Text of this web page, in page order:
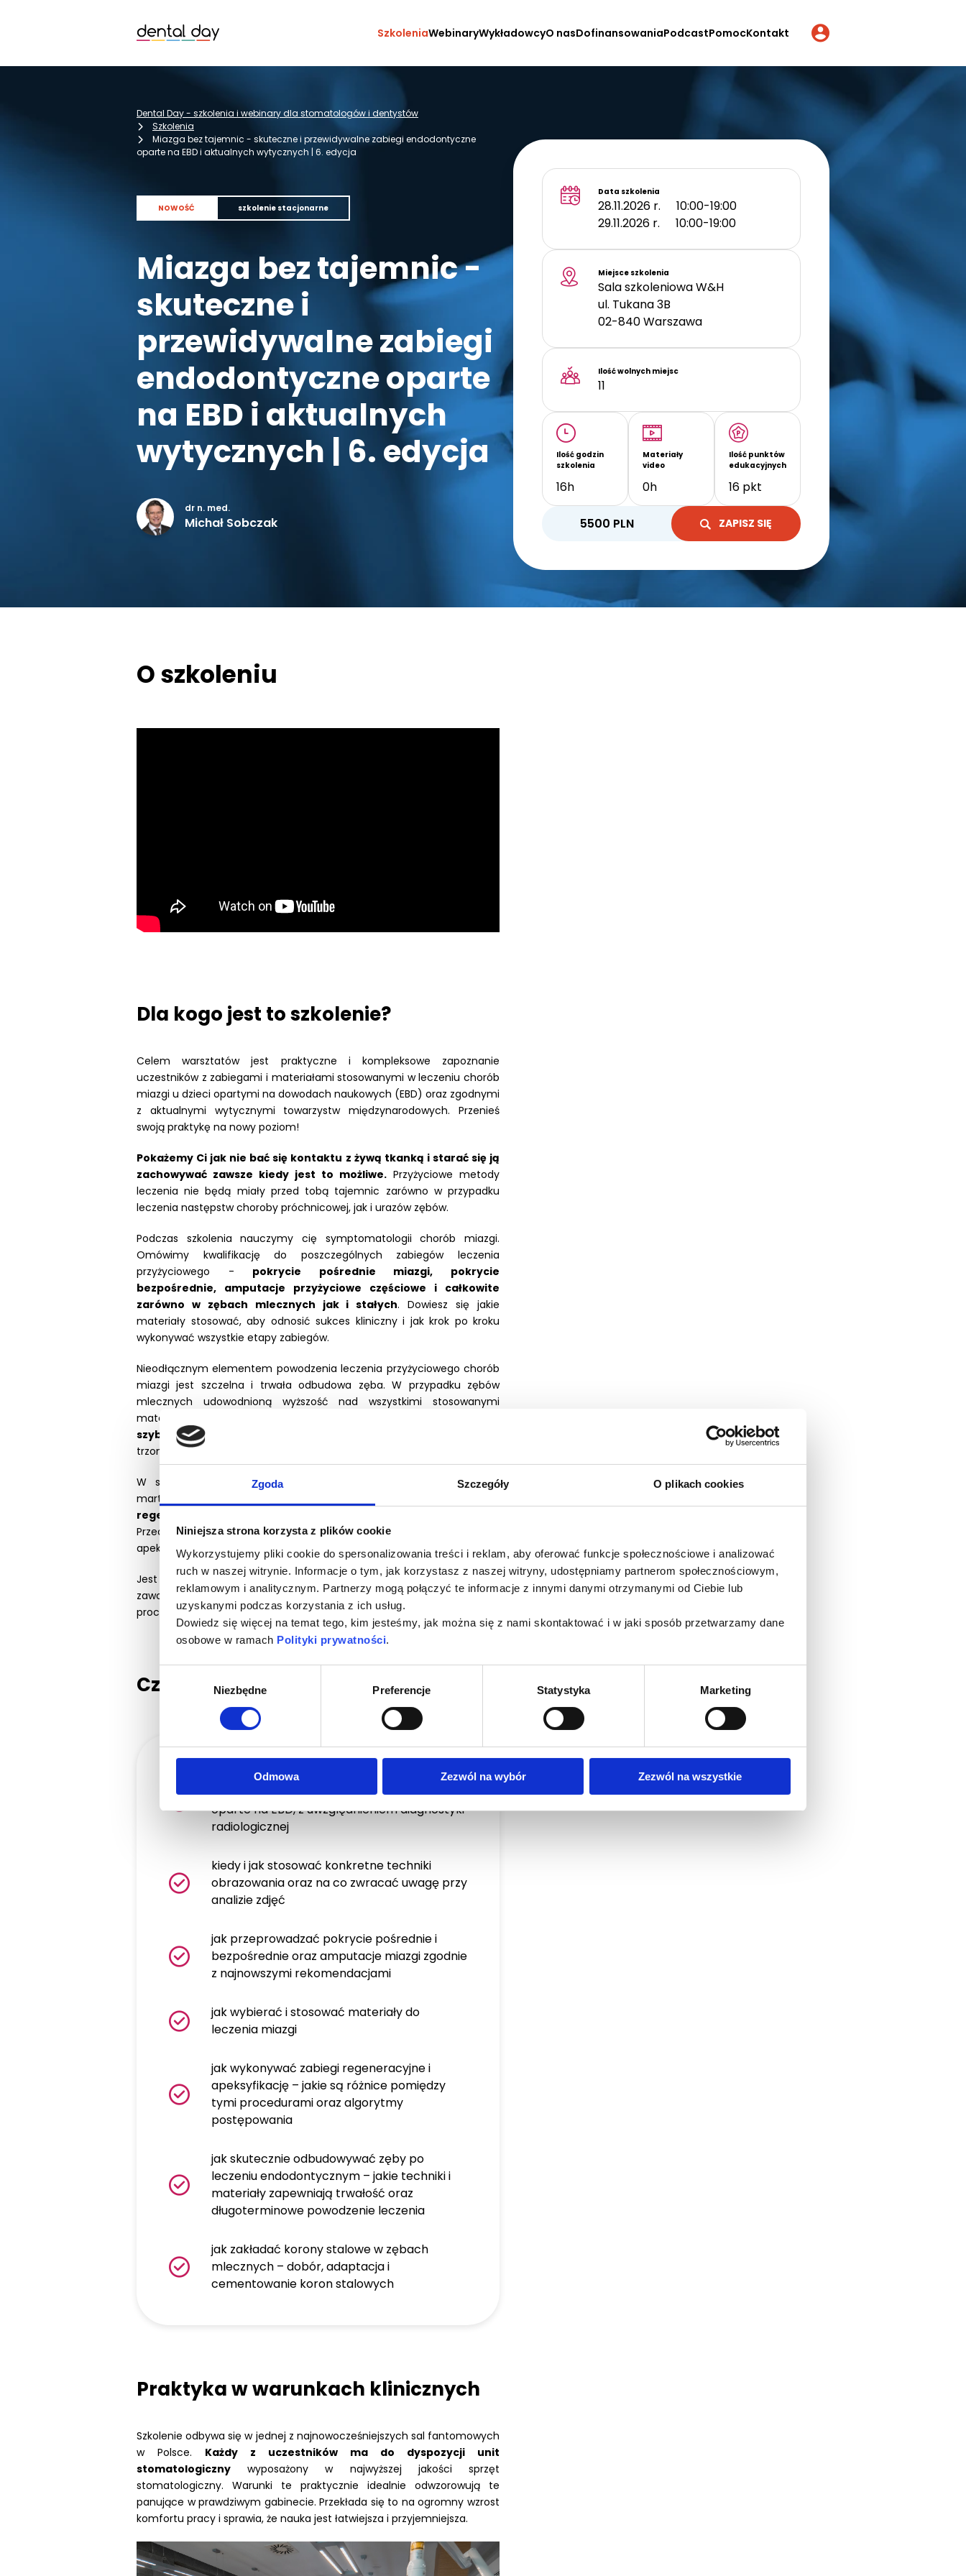
Zgoda Szczegóły O plikach cookies
Niniejsza strona korzysta z plików cookie
Wykorzystujemy pliki cookie do spersonalizowania treści i reklam, aby oferować funkcje społecznościowe i analizować
ruch w naszej witrynie. Informacje o tym, jak korzystasz z naszej witryny, udostępniamy partnerom społecznościowym,
reklamowym i analitycznym. Partnerzy mogą połączyć te informacje z innymi danymi otrzymanymi od Ciebie lub
uzyskanymi podczas korzystania z ich usług.
Dowiedz się więcej na temat tego, kim jesteśmy, jak można się z nami skontaktować i w jaki sposób przetwarzamy dane
osobowe w ramach Polityki prywatności.
zgody
Niezbędne Preferencje Statystyka Marketing
Odmowa Zezwól na wybór Zezwól na wszystkie
SzkoleniaWebinaryWykładowcyO nasDofinansowaniaPodcastPomocKontakt
Dental Day - szkolenia i webinary dla stomatologów i dentystów
Szkolenia
Miazga bez tajemnic - skuteczne i przewidywalne zabiegi endodontyczne
oparte na EBD i aktualnych wytycznych | 6. edycja
NOWOŚĆ szkolenie stacjonarne
Miazga bez tajemnic -
skuteczne i
przewidywalne zabiegi
endodontyczne oparte
na EBD i aktualnych
wytycznych | 6. edycja
dr n. med.
Michał Sobczak
Data szkolenia
28.11.2026 r.
10:00-19:00
29.11.2026 r.
10:00-19:00
Miejsce szkolenia
Sala szkoleniowa W&H
ul. Tukana 3B
02-840Warszawa
Ilość wolnych miejsc
11
Ilość godzin
szkolenia
16h
Materiały
video
0h
Ilość punktów
edukacyjnych
16 pkt
5500 PLN ZAPISZ SIĘ
O szkoleniu
Dla kogo jest to szkolenie?
Celem warsztatów jest praktyczne i kompleksowe zapoznanie
uczestników z zabiegami i materiałami stosowanymi w leczeniu chorób
miazgi u dzieci opartymi na dowodach naukowych (EBD) oraz zgodnymi
z aktualnymi wytycznymi towarzystw międzynarodowych. Przenieś
swoją praktykę na nowy poziom!
Pokażemy Ci jak nie bać się kontaktu z żywą tkanką i starać się ją
zachowywać zawsze kiedy jest to możliwe. Przyżyciowe metody
leczenia nie będą miały przed tobą tajemnic zarówno w przypadku
leczenia następstw choroby próchnicowej, jak i urazów zębów.
Podczas szkolenia nauczymy cię symptomatologii chorób miazgi.
Omówimy kwalifikację do poszczególnych zabiegów leczenia
przyżyciowego - pokrycie pośrednie miazgi, pokrycie
bezpośrednie, amputacje przyżyciowe częściowe i całkowite
zarówno w zębach mlecznych jak i stałych. Dowiesz się jakie
materiały stosować, aby odnosić sukces kliniczny i jak krok po kroku
wykonywać wszystkie etapy zabiegów.
Nieodłącznym elementem powodzenia leczenia przyżyciowego chorób
miazgi jest szczelna i trwała odbudowa zęba. W przypadku zębów
mlecznych udowodnioną wyższość nad wszystkimi stosowanymi
materiałami wykazują korony stalowe. W związku z tym nauczysz się
szybko i skutecznie zakładać korony stalowe
trzonowe w celu ich odbudowy.
W sytuacjach, gdy miazga w niedojrzałym zębie stałym ulegnie
martwicy, pokażemy Ci, jak z powodzeniem
regeneracji miazgi i odtworzyć żywą tkankę w kanale
Przedstawimy również różnice pomiędzy wskazaniami do regeneracji a
apeksyfikacji.
Jest to szkolenie dla lekarzy chcących podnosić swoje kwalifikacje
zawodowe, udoskonalać i rozwijać swoją praktykę o nowoczesne
procedury endodontyczne.
Czego nauczę się na szkoleniu?
jak diagnozować choroby miazgi – etiologia,
objawy oraz algorytmy diagnostyczne
oparte na EBD, z uwzględnieniem diagnostyki
radiologicznej
kiedy i jak stosować konkretne techniki
obrazowania oraz na co zwracać uwagę przy
analizie zdjęć
jak przeprowadzać pokrycie pośrednie i
bezpośrednie oraz amputacje miazgi zgodnie
z najnowszymi rekomendacjami
jak wybierać i stosować materiały do
leczenia miazgi
jak wykonywać zabiegi regeneracyjne i
apeksyfikację – jakie są różnice pomiędzy
tymi procedurami oraz algorytmy
postępowania
jak skutecznie odbudowywać zęby po
leczeniu endodontycznym – jakie techniki i
materiały zapewniają trwałość oraz
długoterminowe powodzenie leczenia
jak zakładać korony stalowe w zębach
mlecznych – dobór, adaptacja i
cementowanie koron stalowych
Praktyka w warunkach klinicznych
Szkolenie odbywa się w jednej z najnowocześniejszych sal fantomowych
w Polsce. Każdy z uczestników ma do dyspozycji unit
stomatologiczny wyposażony w najwyższej jakości sprzęt
stomatologiczny. Warunki te praktycznie idealnie odwzorowują te
panujące w prawdziwym gabinecie. Przekłada się to na ogromny wzrost
komfortu pracy i sprawia, że nauka jest łatwiejsza i przyjemniejsza.